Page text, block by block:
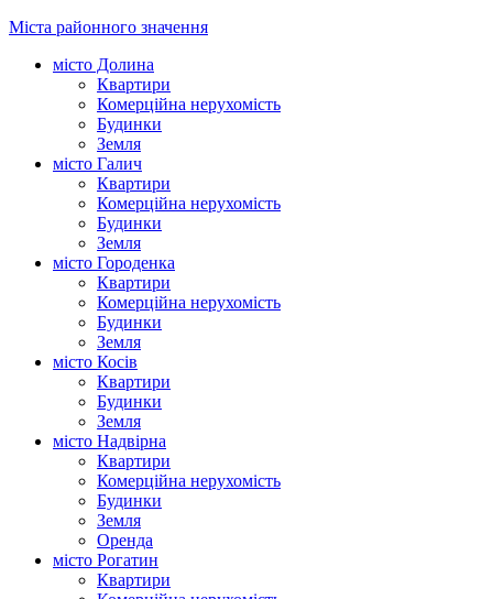
Міста районного значення
місто Долина
Квартири
Комерційна нерухомість
Будинки
Земля
місто Галич
Квартири
Комерційна нерухомість
Будинки
Земля
місто Городенка
Квартири
Комерційна нерухомість
Будинки
Земля
місто Косів
Квартири
Будинки
Земля
місто Надвірна
Квартири
Комерційна нерухомість
Будинки
Земля
Оренда
місто Рогатин
Квартири